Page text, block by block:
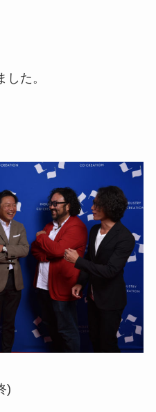
た。
)